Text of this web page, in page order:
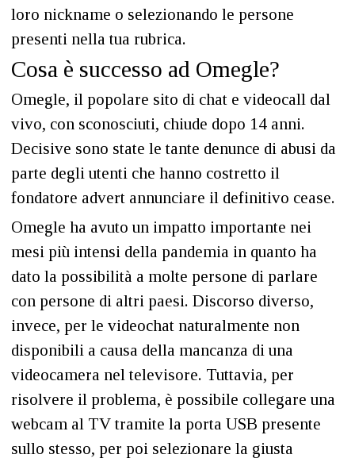
loro nickname o selezionando le persone
presenti nella tua rubrica.
Cosa è successo ad Omegle?
Omegle, il popolare sito di chat e videocall dal
vivo, con sconosciuti, chiude dopo 14 anni.
Decisive sono state le tante denunce di abusi da
parte degli utenti che hanno costretto il
fondatore advert annunciare il definitivo cease.
Omegle ha avuto un impatto importante nei
mesi più intensi della pandemia in quanto ha
dato la possibilità a molte persone di parlare
con persone di altri paesi. Discorso diverso,
invece, per le videochat naturalmente non
disponibili a causa della mancanza di una
videocamera nel televisore. Tuttavia, per
risolvere il problema, è possibile collegare una
webcam al TV tramite la porta USB presente
sullo stesso, per poi selezionare la giusta